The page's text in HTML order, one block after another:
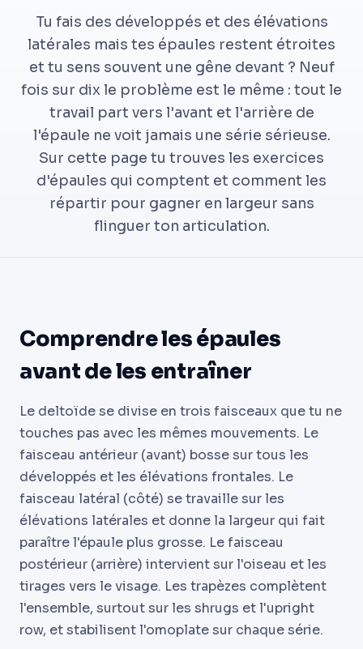
Tu fais des développés et des élévations
latérales mais tes épaules restent étroites
et tu sens souvent une gêne devant ? Neuf
fois sur dix le problème est le même : tout le
travail part vers l'avant et l'arrière de
l'épaule ne voit jamais une série sérieuse.
Sur cette page tu trouves les exercices
d'épaules qui comptent et comment les
répartir pour gagner en largeur sans
flinguer ton articulation.
Comprendre les épaules
avant de les entraîner
Le deltoïde se divise en trois faisceaux que tu ne
touches pas avec les mêmes mouvements. Le
faisceau antérieur (avant) bosse sur tous les
développés et les élévations frontales. Le
faisceau latéral (côté) se travaille sur les
élévations latérales et donne la largeur qui fait
paraître l'épaule plus grosse. Le faisceau
postérieur (arrière) intervient sur l'oiseau et les
tirages vers le visage. Les trapèzes complètent
l'ensemble, surtout sur les shrugs et l'upright
row, et stabilisent l'omoplate sur chaque série.